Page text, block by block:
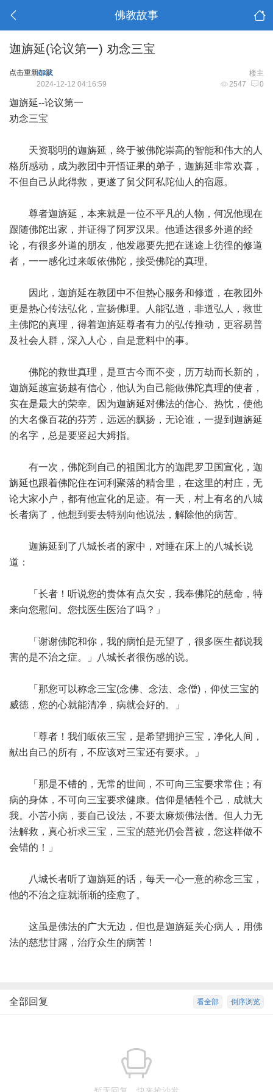
佛教故事
迦旃延(论议第一) 劝念三宝
点击重新加载 楼主
KKK
2547 0
2024-12-12 04:16:59
迦旃延--论议第一
劝念三宝
天资聪明的迦旃延，终于被佛陀崇高的智能和伟大的人
格所感动，成为教团中开悟证果的弟子，迦旃延非常欢喜，
不但自己从此得救，更遂了舅父阿私陀仙人的宿愿。
尊者迦旃延，本来就是一位不平凡的人物，何况他现在
跟随佛陀出家，并证得了阿罗汉果。他通达很多外道的经
论，有很多外道的朋友，他发愿要先把在迷途上彷徨的修道
者，一一感化过来皈依佛陀，接受佛陀的真理。
因此，迦旃延在教团中不但热心服务和修道，在教团外
更是热心传法弘化，宣扬佛理。人能弘道，非道弘人，救世
主佛陀的真理，得着迦旃延尊者有力的弘传推动，更容易普
及社会人群，深入人心，自是意料中的事。
佛陀的救世真理，是亘古今而不变，历万劫而长新的，
迦旃延越宣扬越有信心，他认为自己能做佛陀真理的使者，
实在是最大的荣幸。因为迦旃延对佛法的信心、热忱，使他
的大名像百花的芬芳，远远的飘扬，无论谁，一提到迦旃延
的名字，总是要竖起大姆指。
有一次，佛陀到自己的祖国北方的迦毘罗卫国宣化，迦
旃延也跟着佛陀住在诃利聚落的精舍里，在这里的村庄，无
论大家小户，都有他宣化的足迹。有一天，村上有名的八城
长者病了，他想到要去特别向他说法，解除他的病苦。
迦旃延到了八城长者的家中，对睡在床上的八城长说
道：
「长者！听说您的贵体有点欠安，我奉佛陀的慈命，特
来向您慰问。您找医生医治了吗？」
「谢谢佛陀和你，我的病怕是无望了，很多医生都说我
害的是不治之症。」八城长者很伤感的说。
「那您可以称念三宝(念佛、念法、念僧)，仰仗三宝的
威德，您的心就能清净，病就会好的。」
「尊者！我们皈依三宝，是希望拥护三宝，净化人间，
献出自己的所有，不应该对三宝还有要求。」
「那是不错的，无常的世间，不可向三宝要求常住；有
病的身体，不可向三宝要求健康。信仰是牺牲个己，成就大
我。小苦小病，要自己设法，不要太麻烦佛法僧。但人力无
法解救，真心祈求三宝，三宝的慈光仍会普被，您这样做不
会错的！」
八城长者听了迦旃延的话，每天一心一意的称念三宝，
他的不治之症就渐渐的痊愈了。
这虽是佛法的广大无边，但也是迦旃延关心病人，用佛
法的慈悲甘露，治疗众生的病苦！
倒序浏览
看全部
全部回复